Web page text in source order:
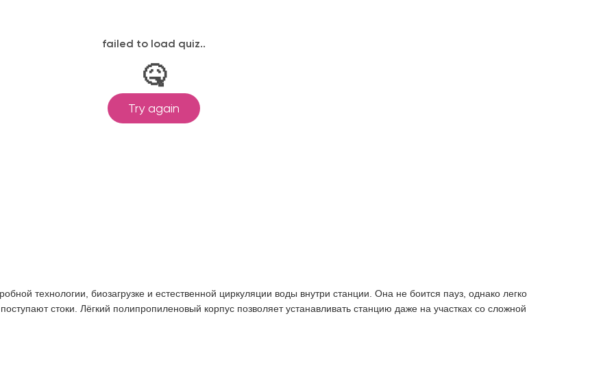
технологии, биозагрузке и естественной циркуляции воды внутри станции. Она не боится пауз, однако легко
стоки. Лёгкий полипропиленовый корпус позволяет устанавливать станцию даже на участках со сложной